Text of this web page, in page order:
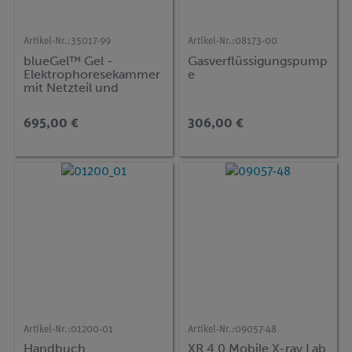
Artikel-Nr.:35017-99
blueGel™ Gel -
Elektrophoresekammer
mit Netzteil und
Belichtungseinheit
695,00 €
Artikel-Nr.:08173-00
Gasverflüssigungspump
e
306,00 €
Artikel-Nr.:01200-01
Handbuch
Artikel-Nr.:09057-48
XR 4.0 Mobile X-ray Lab